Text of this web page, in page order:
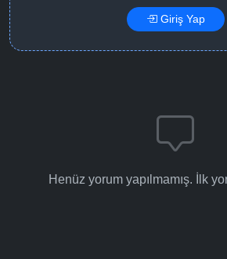
Giriş Yap
Henüz yorum yapılmamış. İlk